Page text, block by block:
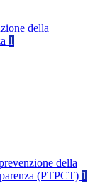
della
1
della
(PTPCT) 1